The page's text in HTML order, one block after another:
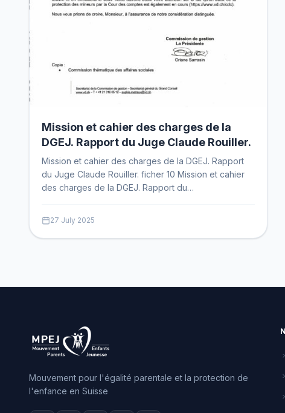
Mission et cahier des charges de la
DGEJ. Rapport du Juge Claude Rouiller.
Mission et cahier des charges de la DGEJ. Rapport
du Juge Claude Rouiller. ficher 10 Mission et cahier
des charges de la DGEJ. Rapport du…
27 July 2025
Mouvement pour l'égalité parentale et la protection de
l'enfance en Suisse